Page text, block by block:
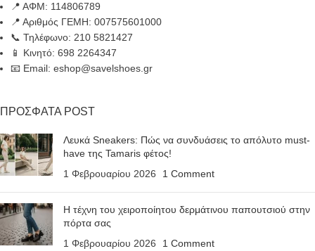
📍 ΑΦΜ: 114806789
📍 Αριθμός ΓΕΜΗ: 007575601000
📞 Τηλέφωνο: 210 5821427
📱 Κινητό: 698 2264347
📧 Email: eshop@savelshoes.gr
ΠΡΟΣΦΑΤΑ POST
Λευκά Sneakers: Πώς να συνδυάσεις το απόλυτο must-
have της Tamaris φέτος!
1 Φεβρουαρίου 2026
1 Comment
Η τέχνη του χειροποίητου δερμάτινου παπουτσιού στην
πόρτα σας
1 Φεβρουαρίου 2026
1 Comment